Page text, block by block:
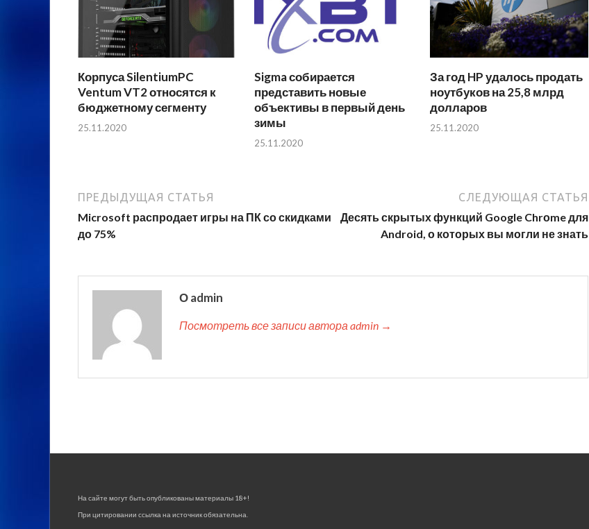
Корпуса SilentiumPC
Ventum VT2 относятся к
бюджетному сегменту
25.11.2020
Sigma собирается
представить новые
объективы в первый день
зимы
25.11.2020
За год HP удалось продать
ноутбуков на 25,8 млрд
долларов
25.11.2020
ПРЕДЫДУЩАЯ СТАТЬЯ
Microsoft распродает игры на ПК со скидками
до 75%
СЛЕДУЮЩАЯ СТАТЬЯ
Десять скрытых функций Google Chrоme для
Android, о которых вы могли не знать
О admin
Посмотреть все записи автора admin →
На сайте могут быть опубликованы материалы 18+!
При цитировании ссылка на источник обязательна.